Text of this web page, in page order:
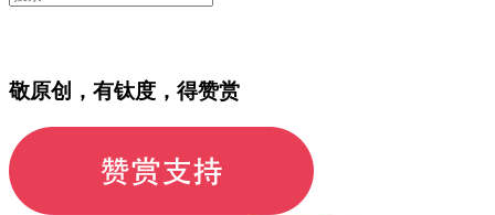
敬原创，有钛度，得赞赏